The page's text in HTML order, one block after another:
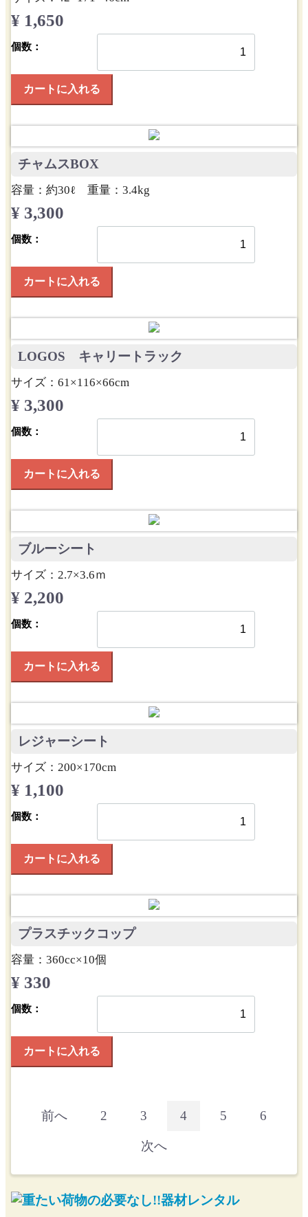
¥ 1,650
個数：
カートに入れる
チャムスBOX
容量：約30ℓ 重量：3.4kg
¥ 3,300
個数：
カートに入れる
LOGOS キャリートラック
サイズ：61×116×66cm
¥ 3,300
個数：
カートに入れる
ブルーシート
サイズ：2.7×3.6ｍ
¥ 2,200
個数：
カートに入れる
レジャーシート
サイズ：200×170cm
¥ 1,100
個数：
カートに入れる
プラスチックコップ
容量：360cc×10個
¥ 330
個数：
カートに入れる
前へ 2 3 4 5 6
次へ